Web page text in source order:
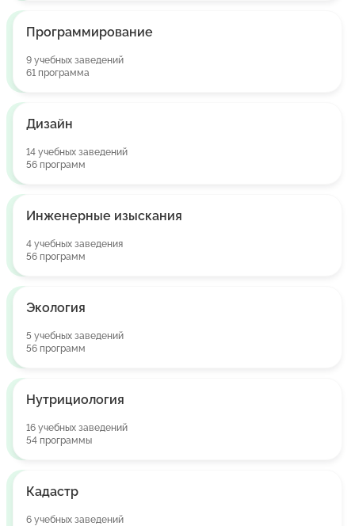
Программирование
9 учебных заведений
61 программа
Дизайн
14 учебных заведений
56 программ
Инженерные изыскания
4 учебных заведения
56 программ
Экология
5 учебных заведений
56 программ
Нутрициология
16 учебных заведений
54 программы
Кадастр
6 учебных заведений